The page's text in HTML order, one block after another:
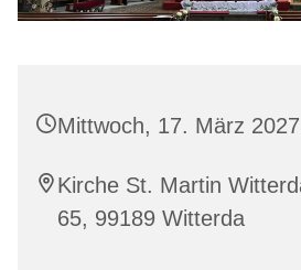
Mittwoch, 17. März
Kirche St. Martin
65, 99189 Witterda